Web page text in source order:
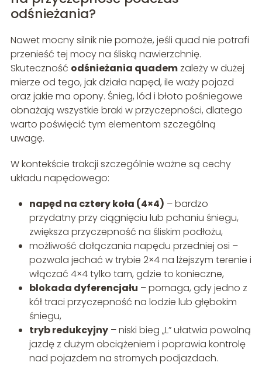
odśnieżania?
Nawet mocny silnik nie pomoże, jeśli quad nie potrafi
przenieść tej mocy na śliską nawierzchnię.
Skuteczność odśnieżania quademzależy w dużej
mierze od tego, jak działa napęd, ile waży pojazd
oraz jakie ma opony. Śnieg, lód i błoto pośniegowe
obnażają wszystkie braki w przyczepności, dlatego
warto poświęcić tym elementom szczególną
uwagę.
W kontekście trakcji szczególnie ważne są cechy
układu napędowego:
napęd na cztery koła (4×4) – bardzo
przydatny przy ciągnięciu lub pchaniu śniegu,
zwiększa przyczepność na śliskim podłożu,
możliwość dołączania napędu przedniej osi –
pozwala jechać w trybie 2×4 na lżejszym terenie i
włączać 4×4 tylko tam, gdzie to konieczne,
blokada dyferencjału – pomaga, gdy jedno z
kół traci przyczepność na lodzie lub głębokim
śniegu,
tryb redukcyjny– niski bieg „L” ułatwia powolną
jazdę z dużym obciążeniem i poprawia kontrolę
nad pojazdem na stromych podjazdach.